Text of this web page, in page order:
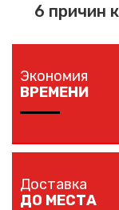
6 причин
Экономия
ВРЕМЕНИ
зависимости
наличия ворот и
Доставка
ДО МЕСТА